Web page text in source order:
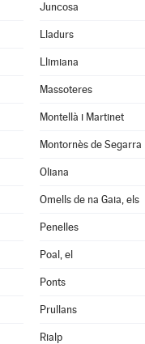
Juncosa
Lladurs
Llimiana
Massoteres
Montellà i Martinet
Montornès de Segarra
Oliana
Omells de na Gaia, els
Penelles
Poal, el
Ponts
Prullans
Rialp